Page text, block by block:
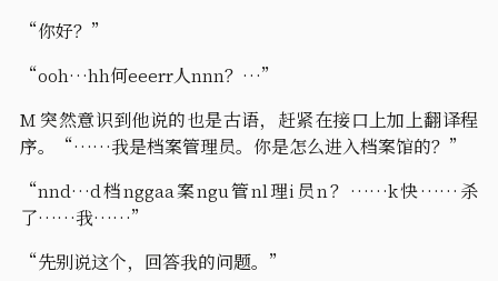
“你好？”
“ooh…hh何eeerr人nnn？…”
M 突然意识到他说的也是古语，赶紧在接口上加上翻译程
序。“……我是档案管理员。你是怎么进入档案馆的？”
“nnd…d档nggaa案ngu管nl理i员n？……k快……杀
了……我……”
“先别说这个，回答我的问题。”